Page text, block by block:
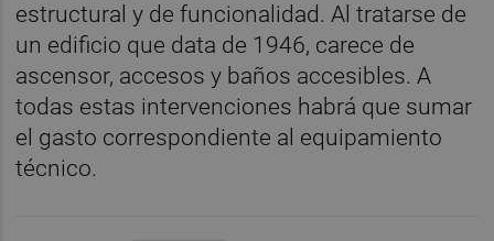
estructural y de funcionalidad. Al tratarse de
un edificio que data de 1946, carece de
ascensor, accesos y baños accesibles. A
todas estas intervenciones habrá que sumar
el gasto correspondiente al equipamiento
técnico.